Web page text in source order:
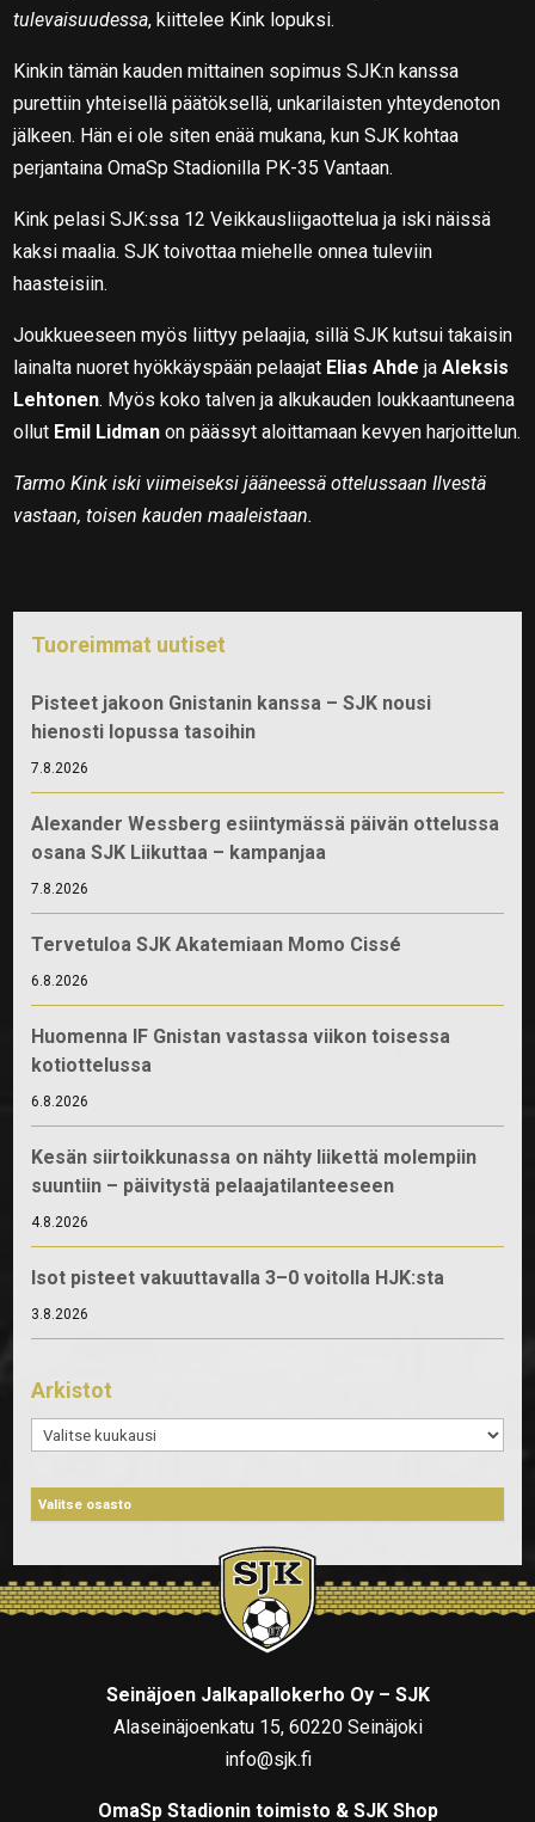
tulevaisuudessa, kiittelee Kink lopuksi.
Kinkin tämän kauden mittainen sopimus SJK:n kanssa
purettiin yhteisellä päätöksellä, unkarilaisten yhteydenoton
jälkeen. Hän ei ole siten enää mukana, kun SJK kohtaa
perjantaina OmaSp Stadionilla PK-35 Vantaan.
Kink pelasi SJK:ssa 12 Veikkausliigaottelua ja iski näissä
kaksi maalia. SJK toivottaa miehelle onnea tuleviin
haasteisiin.
Joukkueeseen myös liittyy pelaajia, sillä SJK kutsui takaisin
lainalta nuoret hyökkäyspään pelaajat Elias Ahde jaAleksis
Lehtonen. Myös koko talven ja alkukauden loukkaantuneena
ollut Emil Lidman on päässyt aloittamaan kevyen harjoittelun.
Tarmo Kink iski viimeiseksi jääneessä ottelussaan Ilvestä
vastaan, toisen kauden maaleistaan.
Tuoreimmat uutiset
Pisteet jakoon Gnistanin kanssa – SJK nousi
hienosti lopussa tasoihin
7.8.2026
Alexander Wessberg esiintymässä päivän ottelussa
osana SJK Liikuttaa – kampanjaa
7.8.2026
Tervetuloa SJK Akatemiaan Momo Cissé
6.8.2026
Huomenna IF Gnistan vastassa viikon toisessa
kotiottelussa
6.8.2026
Kesän siirtoikkunassa on nähty liikettä molempiin
suuntiin – päivitystä pelaajatilanteeseen
4.8.2026
Isot pisteet vakuuttavalla 3–0 voitolla HJK:sta
3.8.2026
Arkistot
Arkistot
Seinäjoen Jalkapallokerho Oy – SJK
Alaseinäjoenkatu 15, 60220 Seinäjoki
info@sjk.fi
OmaSp Stadionin toimisto & SJK Shop